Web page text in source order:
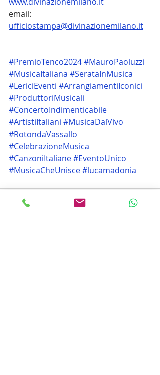
email:
ufficiostampa@divinazionemilano.it
#PremioTenco2024#MauroPaoluzzi
#MusicaItaliana #SerataInMusica
#LericiEventi #ArrangiamentiIconici
#ProduttoriMusicali
#ConcertoIndimenticabile
#ArtistiItaliani #MusicaDalVivo
#RotondaVassallo
#CelebrazioneMusica
#CanzoniItaliane#EventoUnico
#MusicaCheUnisce#lucamadonia